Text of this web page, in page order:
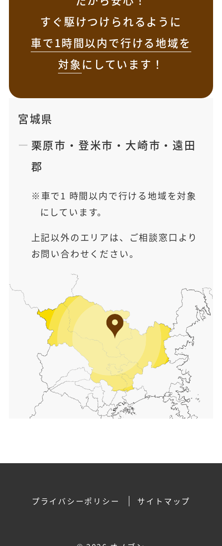
すぐ駆けつけられるように
車で1時間以内で行ける地域を
対象にしています！
宮城県
栗原市 ・ 登米市 ・ 大崎市 ・ 遠田
郡
車で1 時間以内で行ける地域を対象
にしています。
上記以外のエリアは、ご相談窓口より
お問い合わせください。
プライバシーポリシー サイトマップ